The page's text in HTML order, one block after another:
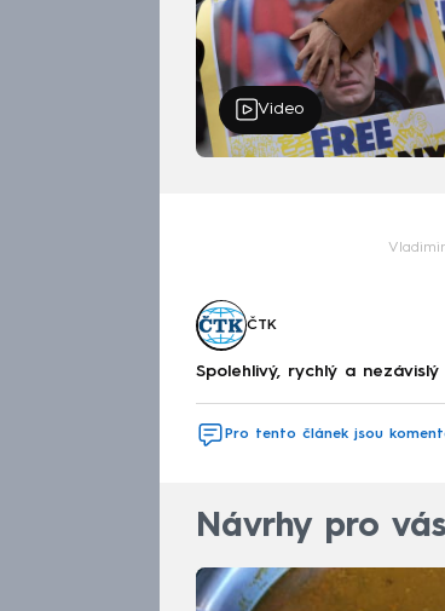
Video
ČTK
Spolehlivý, rychlý a
Pro tento článek jsou
Návrhy pro